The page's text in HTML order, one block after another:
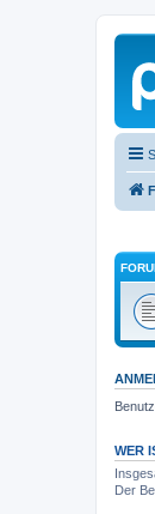
WER
Der